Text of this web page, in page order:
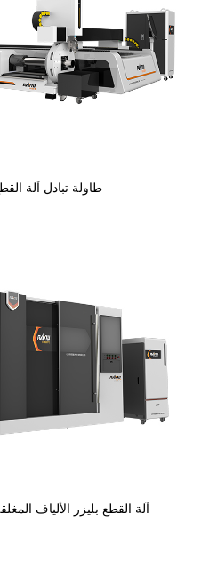
طاولة تبادل آلة
آلة القطع بليزر الألياف